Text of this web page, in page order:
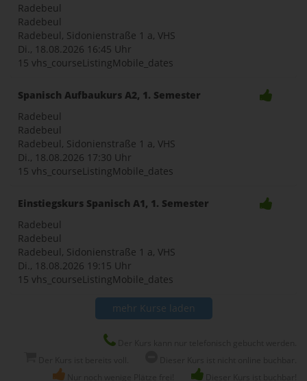
Radebeul
Radebeul
Radebeul, Sidonienstraße 1 a, VHS
Di., 18.08.2026 16:45 Uhr
15 vhs_courseListingMobile_dates
Spanisch Aufbaukurs A2, 1. Semester
Radebeul
Radebeul
Radebeul, Sidonienstraße 1 a, VHS
Di., 18.08.2026 17:30 Uhr
15 vhs_courseListingMobile_dates
Einstiegskurs Spanisch A1, 1. Semester
Radebeul
Radebeul
Radebeul, Sidonienstraße 1 a, VHS
Di., 18.08.2026 19:15 Uhr
15 vhs_courseListingMobile_dates
mehr Kurse laden